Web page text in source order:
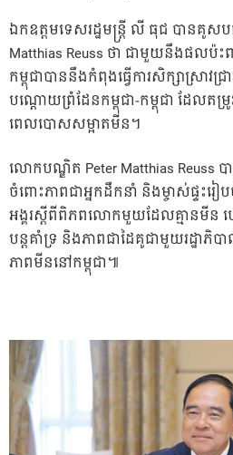
ឯកឧត្តមទេសរដ្ឋមន្រ្តី លី ធុជ បានគូស
Matthias Reuss ថា ជាមួយនឹងផលប៉ះ
កម្ពុជាបាននឹងកំពុងធ្វើការសិក្សាស្រាវជ្រ
បណ្តោយព្រំដែនកម្ពុជា-កម្ពុជា ដែលតម្រូវ
ពេលបោសសម្អាតមីន។
លោកបណ្ឌិត Peter Matthias Reuss ប
ចំពោះភាពជាអ្នកដឹកនាំ និងម្ចាស់ផ្ទះរ
អង្គរស្តីពីពិភពលោកមួយដែលគ្មានមីន
បន្តគាំទ្រ និងភាពជាដៃគូជាមួយរដ្ឋាភិ
ភាពមីននៅកម្ពុជា៕